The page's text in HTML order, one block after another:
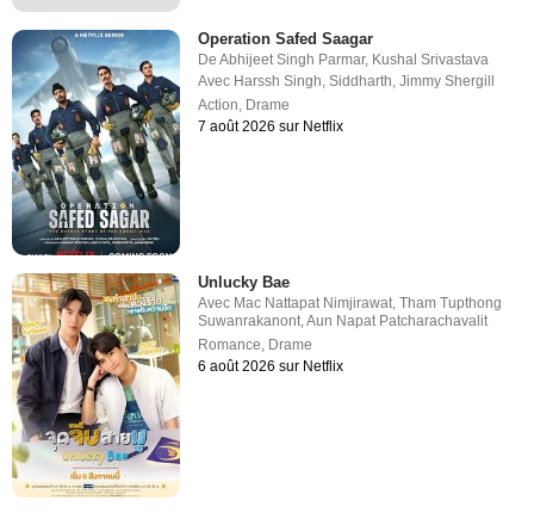
Operation Safed Saagar
DeAbhijeet Singh Parmar, Kushal Srivastava
Avec Harssh Singh,Siddharth,Jimmy Shergill
Action, Drame
7 août 2026 sur Netflix
Unlucky Bae
Avec Mac Nattapat Nimjirawat ,Tham Tupthong
Suwanrakanont ,Aun Napat Patcharachavalit
Romance Drame
6 août 2026 sur Netflix